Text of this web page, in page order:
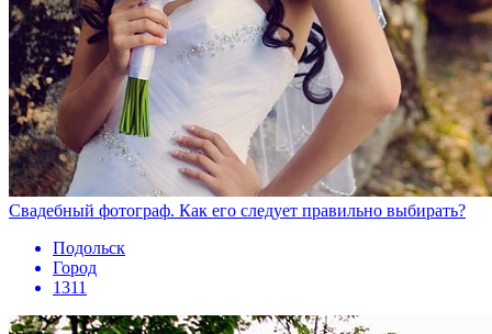
Свадебный фотограф. Как его следует правильно выбирать?
Подольск
Город
1311